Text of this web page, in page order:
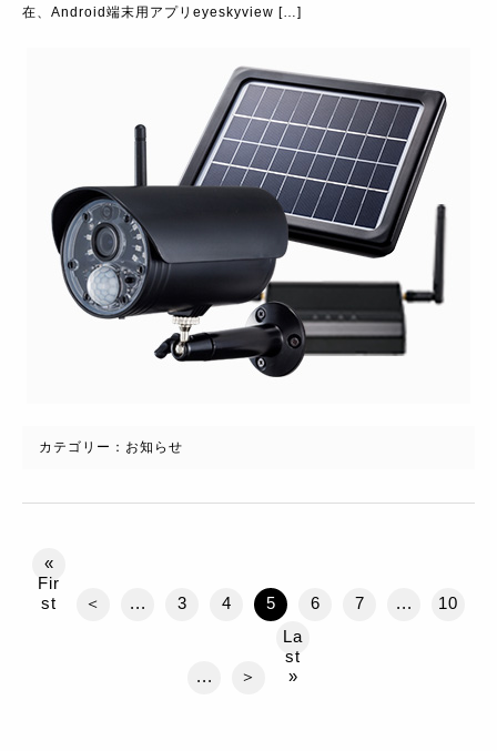
在、Android端末用アプリeyeskyview […]
カテゴリー： お知らせ
«
Fir
st
＜ ... 3 4 5 6 7 ... 10
... ＞
La
st
»